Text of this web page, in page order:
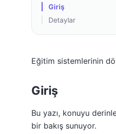
Giriş
Detaylar
Eğitim sistemlerinin
Giriş
Bu yazı, konuyu
bir bakış sunuyor.